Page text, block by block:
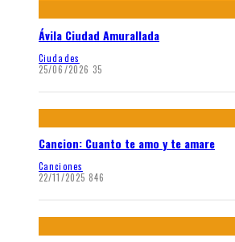
Ávila Ciudad Amurallada
Ciudades
25/06/2026 35
Cancion: Cuanto te amo y te amare
Canciones
22/11/2025 846